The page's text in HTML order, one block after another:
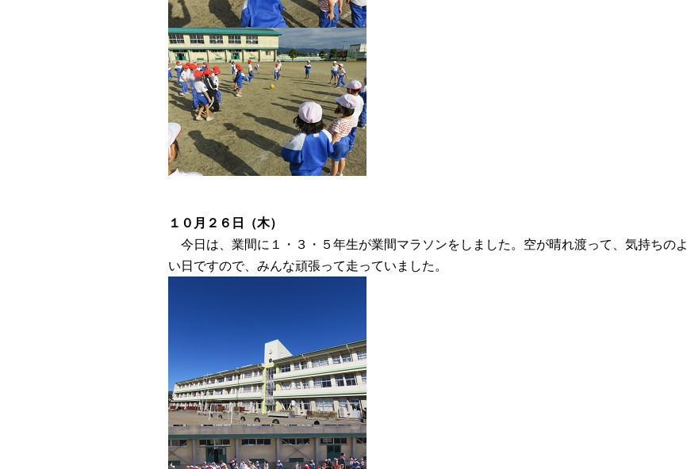
１０月２６日（木）
今日は、業間に１・３・５年生が業間マラソンをしました。空が晴れ渡って、気持ちのよ
い日ですので、みんな頑張って走っていました。